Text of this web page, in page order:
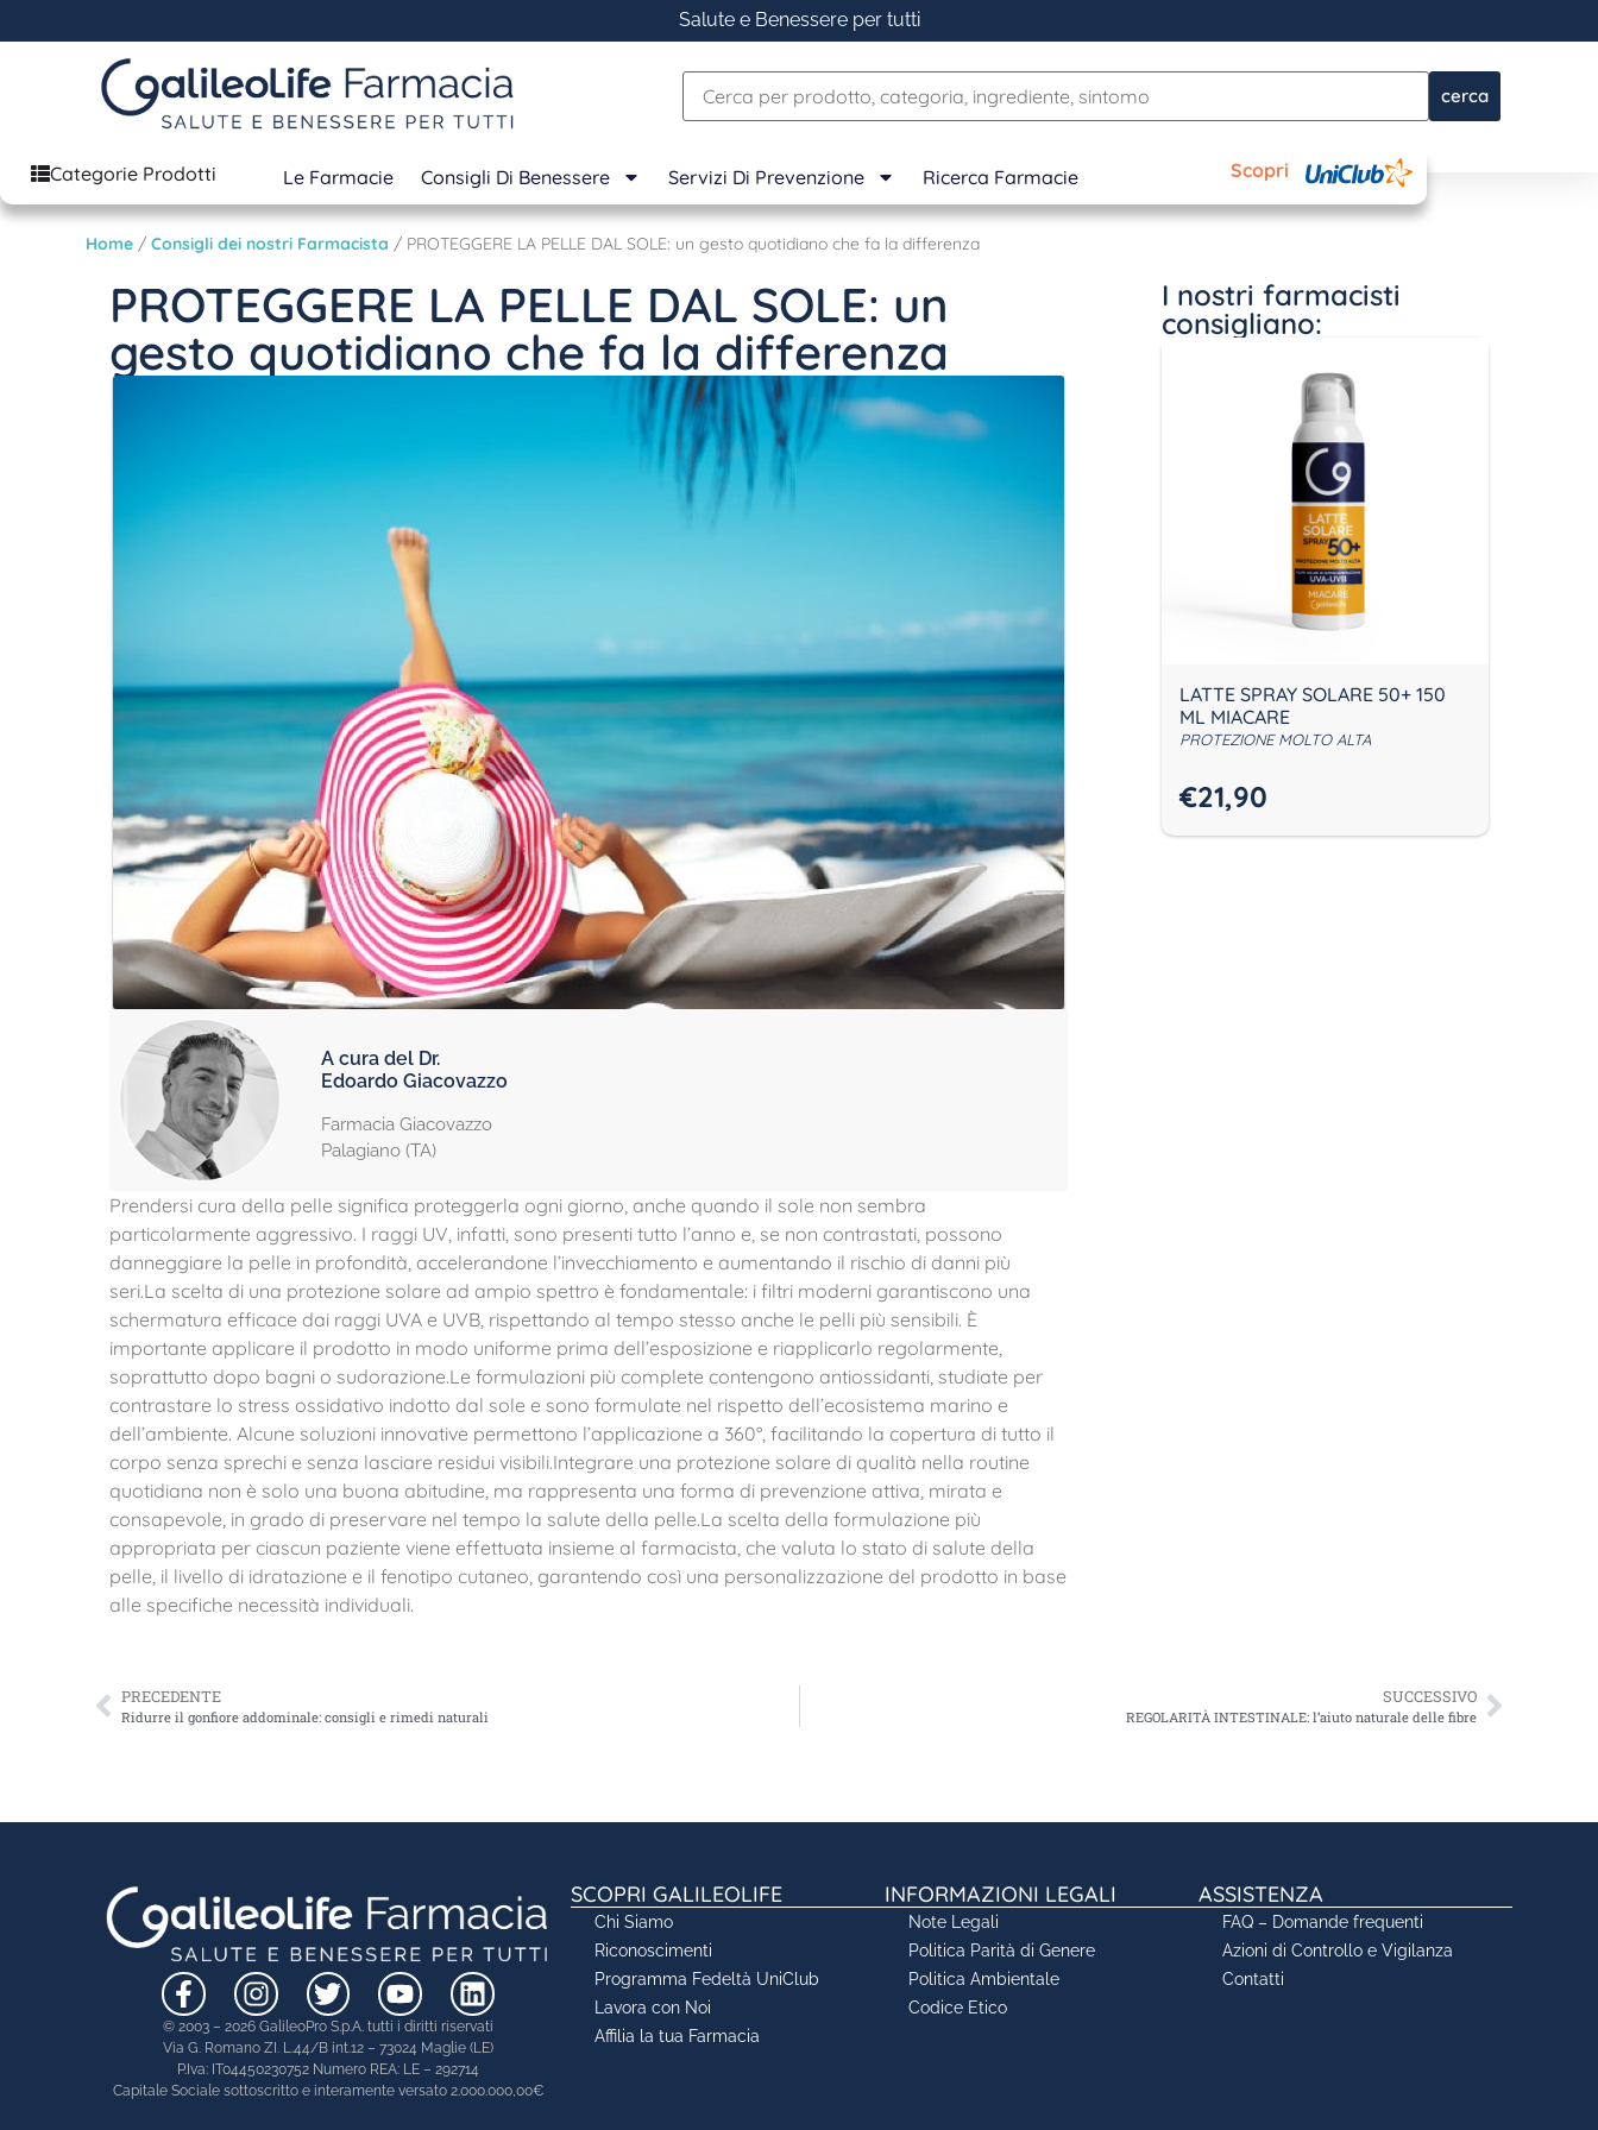
Salute e Benessere per tutti
cerca
Categorie Prodotti Le Farmacie Consigli Di Benessere Servizi Di Prevenzione Ricerca Farmacie Scopri
Home / Consigli dei nostri Farmacista / PROTEGGERE LA PELLE DAL SOLE: un gesto quotidiano che fa la differenza
PROTEGGERE LA PELLE DAL SOLE: un
gesto quotidiano che fa la differenza
A cura del Dr.
Edoardo Giacovazzo
Farmacia Giacovazzo
Palagiano (TA)
Prendersi cura della pelle significa proteggerla ogni giorno, anche quando il sole non sembra
particolarmente aggressivo. I raggi UV, infatti, sono presenti tutto l’anno e, se non contrastati, possono
danneggiare la pelle in profondità, accelerandone l’invecchiamento e aumentando il rischio di danni più
seri.La scelta di una protezione solare ad ampio spettro è fondamentale: i filtri moderni garantiscono una
schermatura efficace dai raggi UVA e UVB, rispettando al tempo stesso anche le pelli più sensibili. È
importante applicare il prodotto in modo uniforme prima dell’esposizione e riapplicarlo regolarmente,
soprattutto dopo bagni o sudorazione.Le formulazioni più complete contengono antiossidanti, studiate per
contrastare lo stress ossidativo indotto dal sole e sono formulate nel rispetto dell’ecosistema marino e
dell’ambiente. Alcune soluzioni innovative permettono l’applicazione a 360°, facilitando la copertura di tutto il
corpo senza sprechi e senza lasciare residui visibili.Integrare una protezione solare di qualità nella routine
quotidiana non è solo una buona abitudine, ma rappresenta una forma di prevenzione attiva, mirata e
consapevole, in grado di preservare nel tempo la salute della pelle.La scelta della formulazione più
appropriata per ciascun paziente viene effettuata insieme al farmacista, che valuta lo stato di salute della
pelle, il livello di idratazione e il fenotipo cutaneo, garantendo così una personalizzazione del prodotto in base
alle specifiche necessità individuali.
I nostri farmacisti
consigliano:
LATTE SPRAY SOLARE 50+ 150
ML MIACARE
PROTEZIONE MOLTO ALTA
€21,90
PRECEDENTE
Ridurre il gonfiore addominale: consigli e rimedi naturali
SUCCESSIVO
REGOLARITÀ INTESTINALE: l’aiuto naturale delle fibre
© 2003 – 2026 GalileoPro S.p.A. tutti i diritti riservati
Via G. Romano ZI. L.44/B int.12 – 73024 Maglie (LE)
P.Iva: IT04450230752 Numero REA: LE – 292714
Capitale Sociale sottoscritto e interamente versato 2.000.000,00€
SCOPRI GALILEOLIFE
Chi Siamo
Riconoscimenti
Programma Fedeltà UniClub
Lavora con Noi
Affilia la tua Farmacia
INFORMAZIONI LEGALI
Note Legali
Politica Parità di Genere
Politica Ambientale
Codice Etico
ASSISTENZA
FAQ – Domande frequenti
Azioni di Controllo e Vigilanza
Contatti